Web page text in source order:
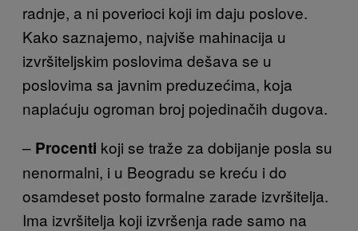
radnje, a ni poverioci koji im daju poslove.
Kako saznajemo, najviše mahinacija u
izvršiteljskim poslovima dešava se u
poslovima sa javnim preduzećima, koja
naplaćuju ogroman broj pojedinačih dugova.
– Procenti koji se traže za dobijanje posla su
nenormalni, i u Beogradu se kreću i do
osamdeset posto formalne zarade izvršitelja.
Ima izvršitelja koji izvršenja rade samo na